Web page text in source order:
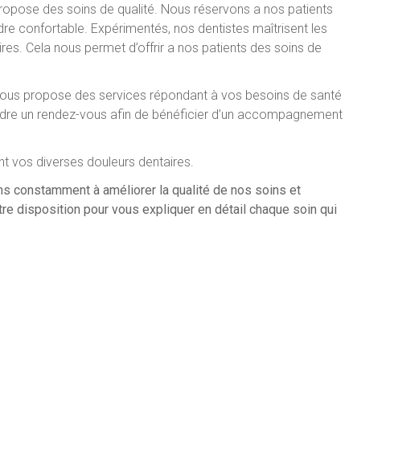
des soins de qualité. Nous réservons a nos patients
confortable. Expérimentés, nos dentistes maîtrisent les
Cela nous permet d’offrir a nos patients des soins de
propose des services répondant à vos besoins de santé
un rendez-vous afin de bénéficier d’un accompagnement
vos diverses douleurs dentaires.
constamment à améliorer la qualité de nos soins et
disposition pour vous expliquer en détail chaque soin qui